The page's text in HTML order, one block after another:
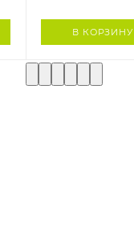
В КОРЗИНУ